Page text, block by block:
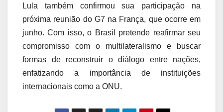
Lula também confirmou sua participação na
próxima reunião do G7 na França, que ocorre em
junho. Com isso, o Brasil pretende reafirmar seu
compromisso com o multilateralismo e buscar
formas de reconstruir o diálogo entre nações,
enfatizando a importância de instituições
internacionais como a ONU.